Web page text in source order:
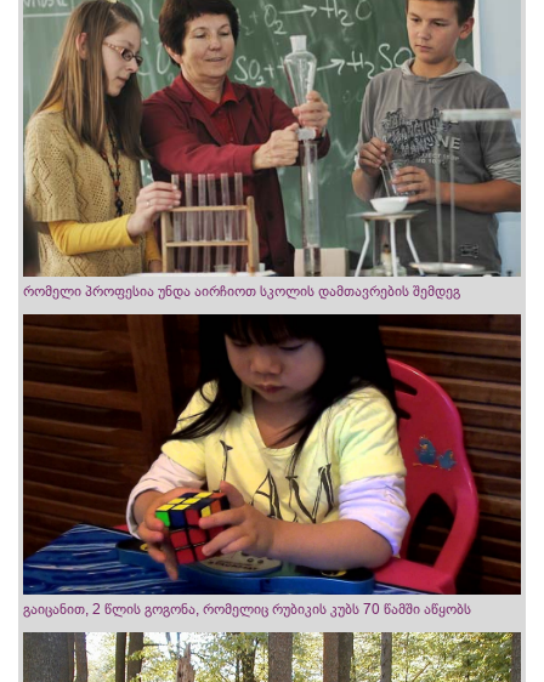
რომელი პროფესია უნდა აირჩიოთ სკოლის დამთავრების შემდეგ
გაიცანით, 2 წლის გოგონა, რომელიც რუბიკის კუბს 70 წამში აწყობს